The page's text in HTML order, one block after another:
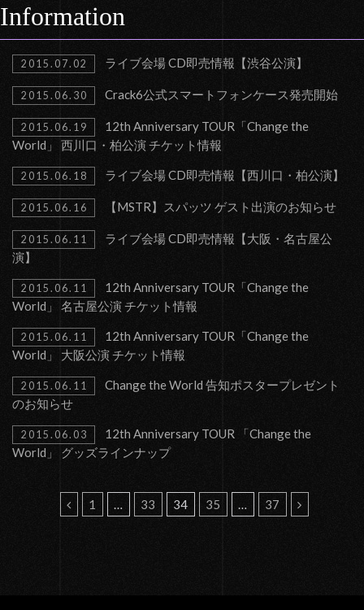
Information
2015.07.02 ライブ会場 CD即売情報【渋谷公演】
2015.06.30 Crack6公式スマートフォンケース発売開始
2015.06.19
12th Anniversary TOUR「Change the
World」 西川口・柏公演 チケット情報
2015.06.18 ライブ会場 CD即売情報【西川口・柏公演】
2015.06.16 【MSTR】スパッツ ゲスト出演のお知らせ
2015.06.11
ライブ会場 CD即売情報【大阪・名古屋公
演】
2015.06.11
12th Anniversary TOUR「Change the
World」 名古屋公演 チケット情報
2015.06.11
12th Anniversary TOUR「Change the
World」 大阪公演 チケット情報
2015.06.11
Change the World 告知ポスタープレゼント
のお知らせ
2015.06.03
12th Anniversary TOUR 「Change the
World」 グッズラインナップ
1 … 33 34 35 … 37